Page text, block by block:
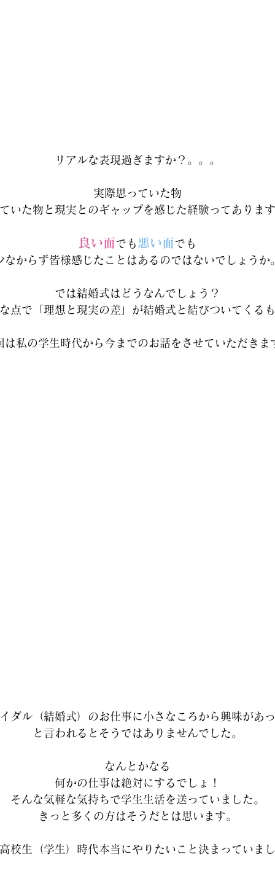
リアルな表現過ぎますか？。。。
実際思っていた物
いた物と現実とのギャップを感じた経験ってありま
良い面でも 悪い面でも
なからず皆様感じたことはあるのではないでしょうか
では結婚式はどうなんでしょう？
点で「理想と現実の差」が結婚式と結びついてくる
は私の学生時代から今までのお話をさせていただきま
ダル（結婚式）のお仕事に小さなころから興味があ
と言われるとそうではありませんでした。
なんとかなる
何かの仕事は絶対にするでしょ！
そんな気軽な気持ちで学生生活を送っていました。
きっと多くの方はそうだとは思います。
校生（学生）時代本当にやりたいこと決まっていま